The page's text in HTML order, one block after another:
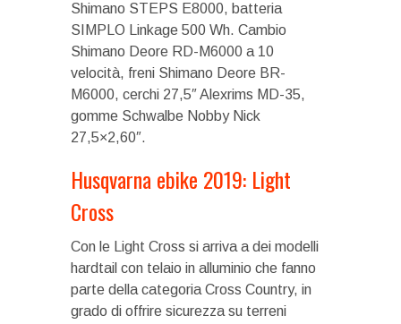
Shimano STEPS E8000, batteria
SIMPLO Linkage 500 Wh. Cambio
Shimano Deore RD-M6000 a 10
velocità, freni Shimano Deore BR-
M6000, cerchi 27,5″ Alexrims MD-35,
gomme Schwalbe Nobby Nick
27,5×2,60″.
Husqvarna ebike 2019: Light
Cross
Con le Light Cross si arriva a dei modelli
hardtail con telaio in alluminio che fanno
parte della categoria Cross Country, in
grado di offrire sicurezza su terreni